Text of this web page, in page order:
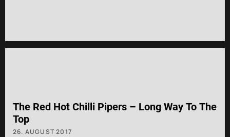
The Red Hot Chilli Pipers – Long Way To The
Top
26. AUGUST 2017